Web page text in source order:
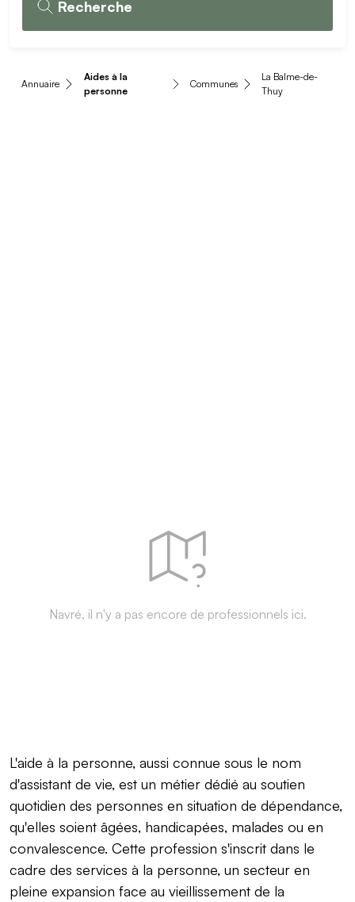
Recherche
Annuaire
Aides à la
personne
Communes
La Balme-de-
Thuy
Navré, il n'y a pas encore de professionnels ici.
L'aide à la personne, aussi connue sous le nom
d'assistant de vie, est un métier dédié au soutien
quotidien des personnes en situation de dépendance,
qu'elles soient âgées, handicapées, malades ou en
convalescence. Cette profession s'inscrit dans le
cadre des services à la personne, un secteur en
pleine expansion face au vieillissement de la